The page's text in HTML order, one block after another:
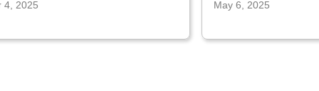
4, 2025
May 6, 2025